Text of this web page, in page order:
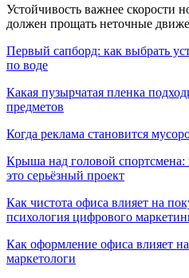
Устойчивость важнее скорости
должен прощать неточные
Первый сапборд: как выбрать
по воде
Какая пузырчатая пленка
предметов
Когда реклама становится
Крыша над головой
это серьёзный проект
Как чистота офиса влияет на
психология цифрового
Как оформление офиса влияет
маркетологи